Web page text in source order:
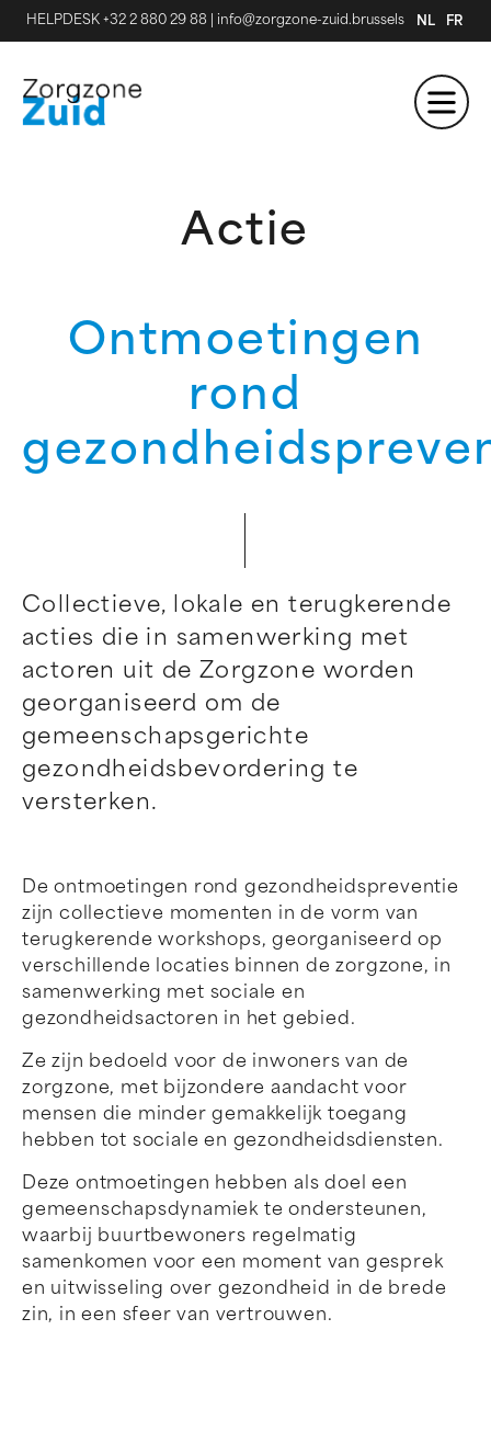
HELPDESK +32 2 880 29 88 info@zorgzone-zuid.brussels NL FR
Actie
Ontmoetingen
rond
Collectieve, lokale en terugkerende
acties die in samenwerking met
actoren uit de Zorgzone worden
georganiseerd om de
gemeenschapsgerichte
gezondheidsbevordering te
versterken.
De ontmoetingen rond gezondheidspreventie
zijn collectieve momenten in de vorm van
terugkerende workshops, georganiseerd op
verschillende locaties binnen de zorgzone, in
samenwerking met sociale en
gezondheidsactoren in het gebied.
Ze zijn bedoeld voor de inwoners van de
zorgzone, met bijzondere aandacht voor
mensen die minder gemakkelijk toegang
hebben tot sociale en gezondheidsdiensten.
Deze ontmoetingen hebben als doel een
gemeenschapsdynamiek te ondersteunen,
waarbij buurtbewoners regelmatig
samenkomen voor een moment van gesprek
en uitwisseling over gezondheid in de brede
zin, in een sfeer van vertrouwen.